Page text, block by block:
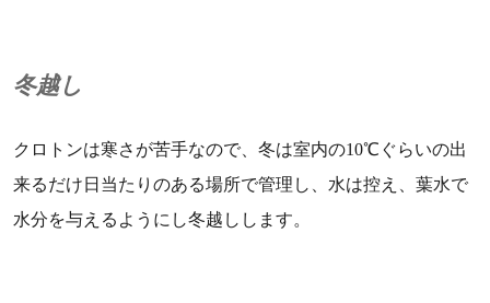
冬越し
クロトンは寒さが苦手なので、冬は室内の10℃ぐらいの出
来るだけ日当たりのある場所で管理し、水は控え、葉水で
水分を与えるようにし冬越しします。